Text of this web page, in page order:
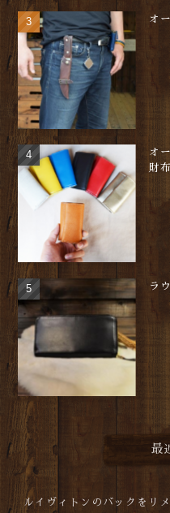
オ
オ
財布
ラ
最
ルイヴィトンのバックをリ